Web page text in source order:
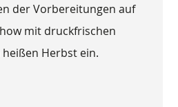
der Vorbereitungen auf
mit druckfrischen
Herbst ein.